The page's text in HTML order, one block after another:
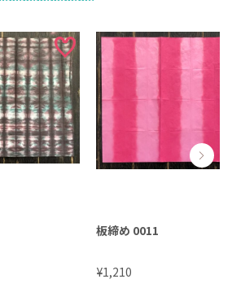
板締め 0011
¥1,210